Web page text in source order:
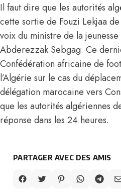
Il faut dire que les autorités
cette sortie de Fouzi Lekjaa
voix du ministre de la
Abderezzak Sebgag. Ce
Confédération africaine de
l’Algérie sur le cas du
délégation marocaine vers
que les autorités algériennes
réponse dans les 24 heures.
PARTAGER AVEC DES AMIS